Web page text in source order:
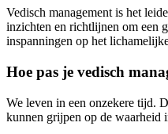
Vedisch management is het
inzichten en richtlijnen om een
inspanningen op het
Hoe pas je vedisch
We leven in een onzekere tijd.
kunnen grijpen op de waarheid